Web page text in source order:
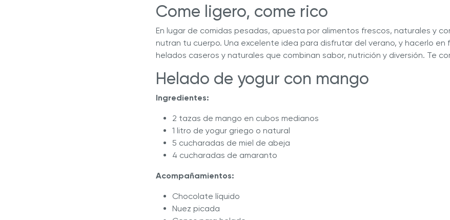
Come ligero, come rico
En lugar de comidas pesadas, apuesta por alimentos frescos, naturales y
nutran tu cuerpo. Una excelente idea para disfrutar del verano, y hacerlo en
helados caseros y naturales que combinan sabor, nutrición y diversión. Te
Helado de yogur con mango
Ingredientes:
2 tazas de mango en cubos medianos
1 litro de yogur griego o natural
5 cucharadas de miel de abeja
4 cucharadas de amaranto
Acompañamientos:
Chocolate líquido
Nuez picada